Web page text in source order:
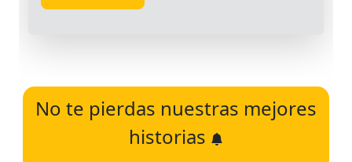
No te pierdas nuestras mejores
historias